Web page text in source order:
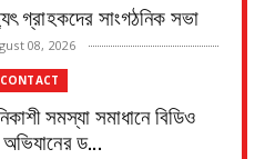
গ্রাহকদের সাংগঠনিক সভা
08, 2026
CONTACT
সমস্যা সমাধানে বিডিও
ড...